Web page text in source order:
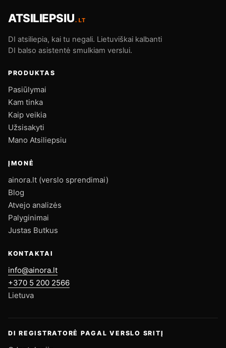
ATSILIEPSIU.LT
DI atsiliepia, kai tu negali. Lietuviškai kalbanti
DI balso asistentė smulkiam verslui.
PRODUKTAS
Pasiūlymai
Kam tinka
Kaip veikia
Užsisakyti
Mano Atsiliepsiu
ĮMONĖ
ainora.lt (verslo sprendimai)
Blog
Atvejo analizės
Palyginimai
Justas Butkus
KONTAKTAI
info@ainora.lt
+370 5 200 2566
Lietuva
DI REGISTRATORĖ PAGAL VERSLO SRITĮ